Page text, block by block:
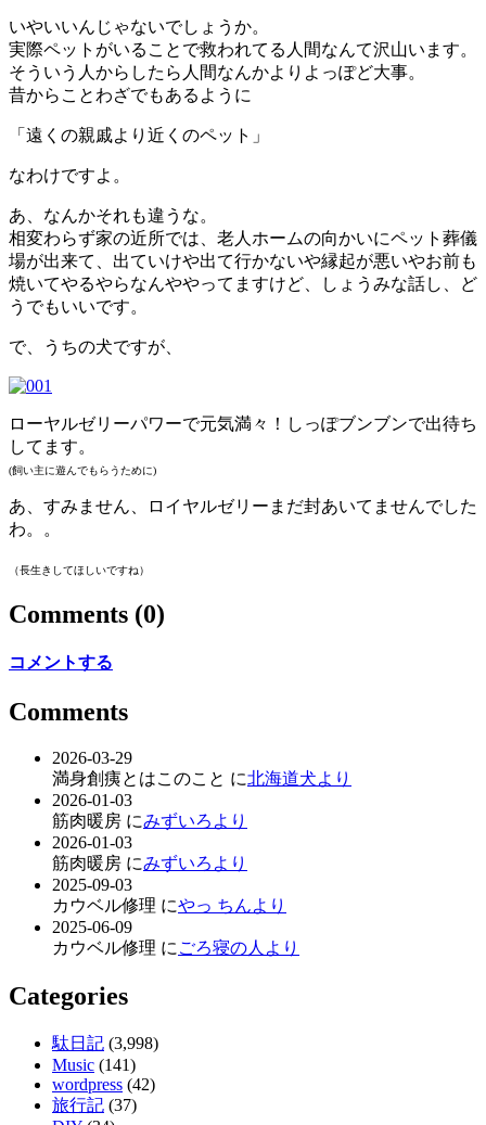
いやいいんじゃないでしょうか。
実際ペットがいることで救われてる人間なんて沢山います。
そういう人からしたら人間なんかよりよっぽど大事。
昔からことわざでもあるように
「遠くの親戚より近くのペット」
なわけですよ。
あ、なんかそれも違うな。
相変わらず家の近所では、老人ホームの向かいにペット葬儀
場が出来て、出ていけや出て行かないや縁起が悪いやお前も
焼いてやるやらなんややってますけど、しょうみな話し、ど
うでもいいです。
で、うちの犬ですが、
ローヤルゼリーパワーで元気満々！しっぽブンブンで出待ち
してます。
(飼い主に遊んでもらうために)
あ、すみません、ロイヤルゼリーまだ封あいてませんでした
わ。。
（長生きしてほしいですね）
Comments (0)
コメントする
Comments
2026-03-29
満身創痍とはこのこと に北海道犬より
2026-01-03
筋肉暖房 にみずいろより
2026-01-03
筋肉暖房 にみずいろより
2025-09-03
カウベル修理 にやっ ちんより
2025-06-09
カウベル修理 に ごろ寝の人より
Categories
駄日記 (3,998)
Music (141)
wordpress (42)
旅行記 (37)